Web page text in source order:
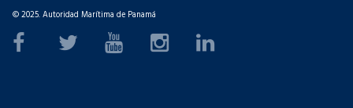
© 2025. Autoridad Marítima de Panamá